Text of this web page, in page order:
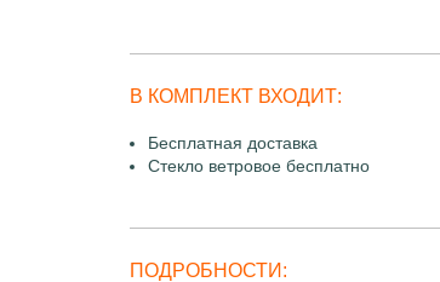
В КОМПЛЕКТ ВХОДИТ:
Бесплатная доставка
Стекло ветровое бесплатно
ПОДРОБНОСТИ: